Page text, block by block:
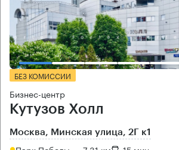
БЕЗ КОМИССИИ
Бизнес-центр
Кутузов Холл
Москва, Минская улица, 2Г к1